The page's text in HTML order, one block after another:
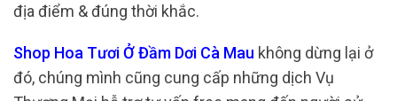
địa điểm & đúng thời khắc.
Shop Hoa Tươi Ở Đầm Dơi Cà Mau không dừng lại ở
đó, chúng mình cũng cung cấp những dịch Vụ